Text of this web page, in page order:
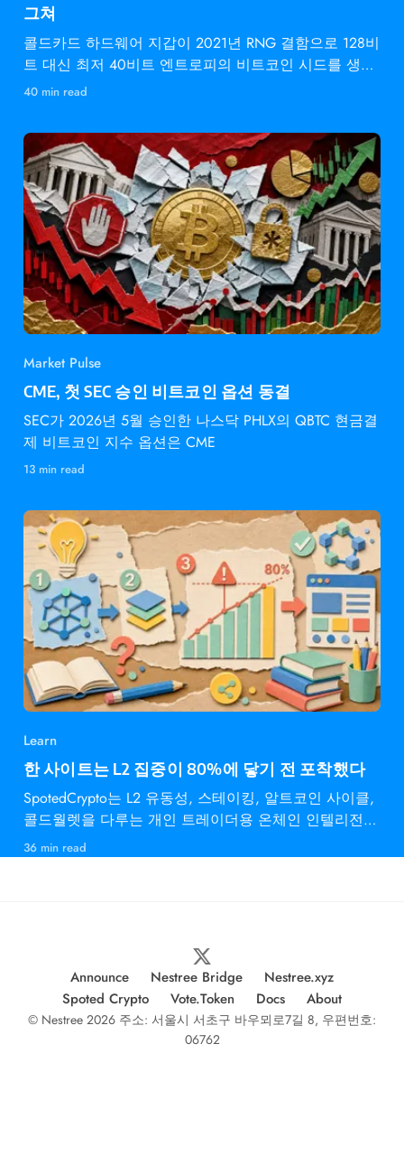
그쳐
콜드카드 하드웨어 지갑이 2021년 RNG 결함으로 128비
트 대신 최저 40비트 엔트로피의 비트코인 시드를 생성
했습니다.
40 min read
Market Pulse
CME, 첫 SEC 승인 비트코인 옵션 동결
SEC가 2026년 5월 승인한 나스닥 PHLX의 QBTC 현금결
제 비트코인 지수 옵션은 CME
13 min read
Learn
한 사이트는 L2 집중이 80%에 닿기 전 포착했다
SpotedCrypto는 L2 유동성, 스테이킹, 알트코인 사이클,
콜드월렛을 다루는 개인 트레이더용 온체인 인텔리전스
다.
36 min read
Announce Nestree Bridge
Nestree.xyz
Spoted Crypto
Vote.Token Docs About
© Nestree 2026 주소: 서울시 서초구 바우뫼로7길 8, 우편번호:
06762